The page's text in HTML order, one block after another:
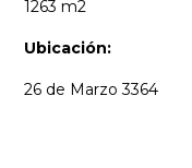
1263 m2
Ubicación:
26 de Marzo 3364